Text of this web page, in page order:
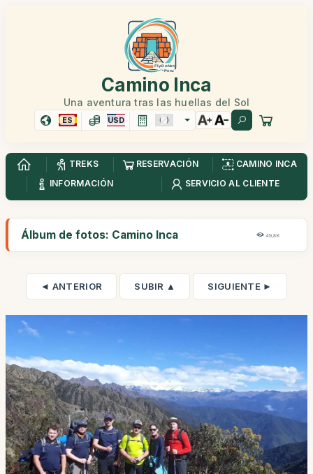
Camino Inca
Una aventura tras las huellas del Sol
ES USD
TREKS RESERVACIÓN
CAMINO INCA
INFORMACIÓN
SERVICIO AL CLIENTE
Álbum de fotos: Camino Inca 49,8K
◄ ANTERIOR SUBIR ▲ SIGUIENTE ►